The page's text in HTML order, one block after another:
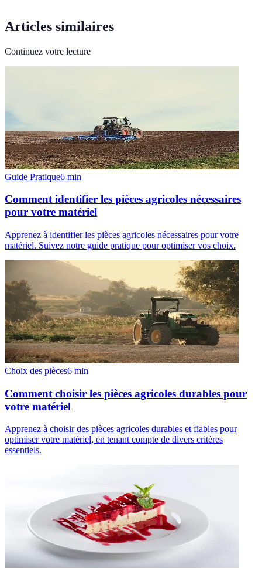
Articles similaires
Continuez votre lecture
Guide Pratique6 min
Comment identifier les pièces agricoles nécessaires
pour votre matériel
Apprenez à identifier les pièces agricoles nécessaires pour votre
matériel. Suivez notre guide pratique pour optimiser vos choix.
Choix des pièces6 min
Comment choisir les pièces agricoles durables pour
votre matériel
Apprenez à choisir des pièces agricoles durables et fiables pour
optimiser votre matériel, en tenant compte de divers critères
essentiels.